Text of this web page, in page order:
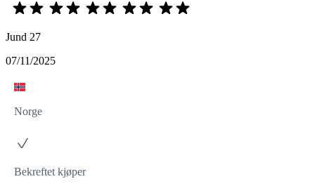
Jund 27
07/11/2025
Norge
Bekreftet kjøper